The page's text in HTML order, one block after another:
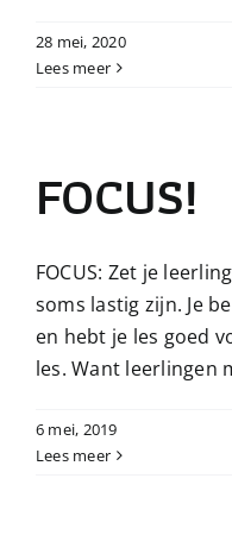
28 mei, 2020
Lees meer
FOCUS!
FOCUS: Zet je
soms lastig zijn. Je
en hebt je les goed
les. Want leerlingen
6 mei, 2019
Lees meer